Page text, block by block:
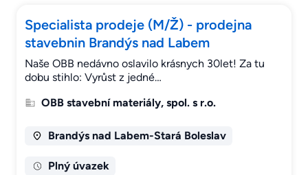
Specialista prodeje (M/Ž) - prodejna
stavebnin Brandýs nad Labem
Naše OBB nedávno oslavilo krásnych 30let! Za tu
dobu stihlo: Vyrůst z jedné…
OBB stavební materiály, spol. s r.o.
Brandýs nad Labem-Stará Boleslav
Plný úvazek